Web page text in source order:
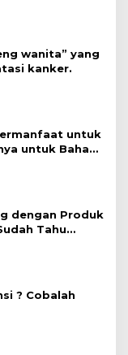
wanita” yang
kanker.
untuk
untuk Bahan
dengan Produk
Tahu
? Cobalah